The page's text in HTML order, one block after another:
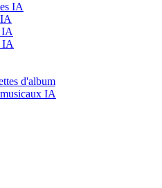
IA
IA
IA
d'album
IA